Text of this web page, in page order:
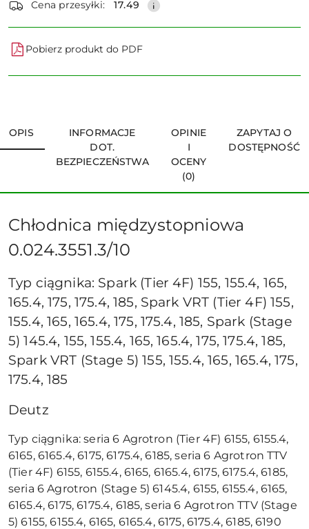
Cena przesyłki: 17.49
Pobierz produkt do PDF
OPIS
INFORMACJE
DOT.
BEZPIECZEŃSTWA
OPINIE
I
OCENY
(0)
ZAPYTAJ O
DOSTĘPNOŚĆ
Chłodnica międzystopniowa
0.024.3551.3/10
Typ ciągnika: Spark (Tier 4F) 155, 155.4, 165,
165.4, 175, 175.4, 185, Spark VRT (Tier 4F) 155,
155.4, 165, 165.4, 175, 175.4, 185, Spark (Stage
5) 145.4, 155, 155.4, 165, 165.4, 175, 175.4, 185,
Spark VRT (Stage 5) 155, 155.4, 165, 165.4, 175,
175.4, 185
Deutz
Typ ciągnika: seria 6 Agrotron (Tier 4F) 6155, 6155.4,
6165, 6165.4, 6175, 6175.4, 6185, seria 6 Agrotron TTV
(Tier 4F) 6155, 6155.4, 6165, 6165.4, 6175, 6175.4, 6185,
seria 6 Agrotron (Stage 5) 6145.4, 6155, 6155.4, 6165,
6165.4, 6175, 6175.4, 6185, seria 6 Agrotron TTV (Stage
5) 6155, 6155.4, 6165, 6165.4, 6175, 6175.4, 6185, 6190